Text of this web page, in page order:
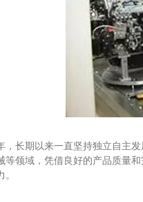
，长期以来一直坚持独立自主
等领域，凭借良好的产品质量